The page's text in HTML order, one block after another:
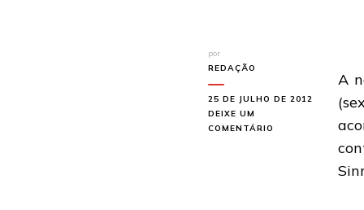
por
REDAÇÃO
25 DE JULHO DE 2012
DEIXE UM
COMENTÁRIO
A